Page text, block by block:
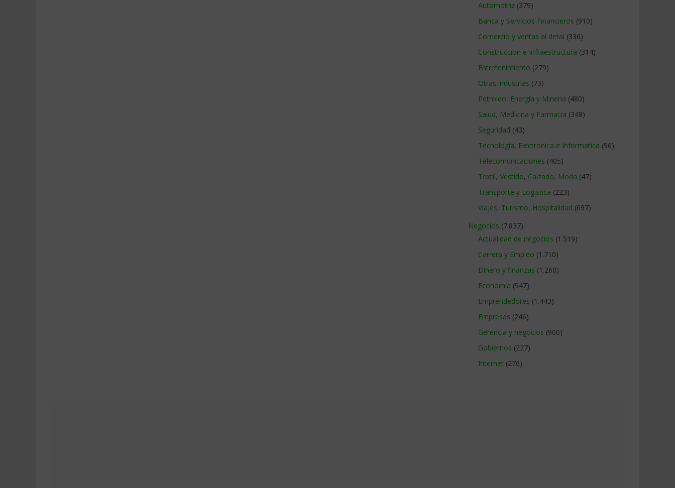
Automotriz (379)
Banca y Servicios Financieros (910)
Comercio y ventas al detal (336)
Construccion e Infraestructura (314)
Entretenimiento (279)
Otras industrias (73)
Petroleo, Energia y Mineria (480)
Salud, Medicina y Farmacia (348)
Seguridad (43)
Tecnologia, Electronica e Informatica (96)
Telecomunicaciones (405)
Textil, Vestido, Calzado, Moda (47)
Transporte y Logistica (223)
Viajes, Turismo, Hospitalidad (697)
Negocios (7.837)
Actualidad de negocios (1.519)
Carrera y Empleo (1.710)
Dinero y finanzas (1.260)
Economía (947)
Emprendedores (1.443)
Empresas (246)
Gerencia y negocios (900)
Gobiernos (227)
Internet (276)